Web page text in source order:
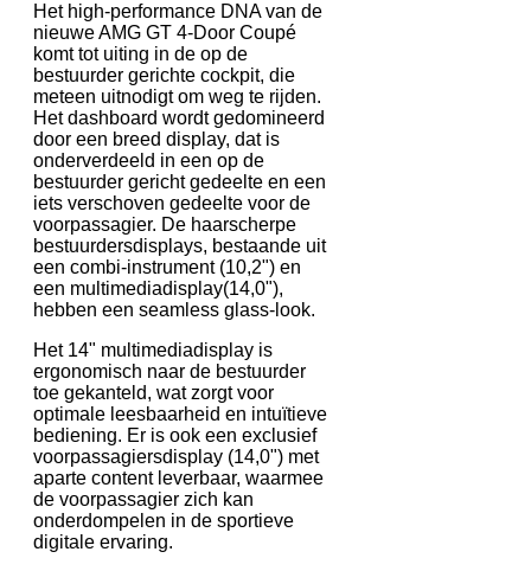
Het high-performance DNA van de
nieuwe AMG GT 4-Door Coupé
komt tot uiting in de op de
bestuurder gerichte cockpit, die
meteen uitnodigt om weg te rijden.
Het dashboard wordt gedomineerd
door een breed display, dat is
onderverdeeld in een op de
bestuurder gericht gedeelte en een
iets verschoven gedeelte voor de
voorpassagier. De haarscherpe
bestuurdersdisplays, bestaande uit
een combi-instrument (10,2") en
een multimediadisplay(14,0"),
hebben een seamless glass-look.
Het 14" multimediadisplay is
ergonomisch naar de bestuurder
toe gekanteld, wat zorgt voor
optimale leesbaarheid en intuïtieve
bediening. Er is ook een exclusief
voorpassagiersdisplay (14,0") met
aparte content leverbaar, waarmee
de voorpassagier zich kan
onderdompelen in de sportieve
digitale ervaring.